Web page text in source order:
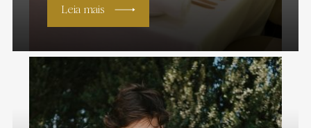
Leia mais